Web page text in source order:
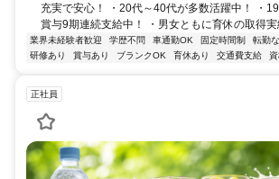
充実で安心！ ・20代～40代が多数活躍中！ ・
賞与9期連続支給中！ ・男女ともに育休の取得実
業界未経験者歓迎 学歴不問 車通勤OK 固定時間制 転勤な
研修あり
賞与あり ブランクOK 育休あり 交通費支給
正社員